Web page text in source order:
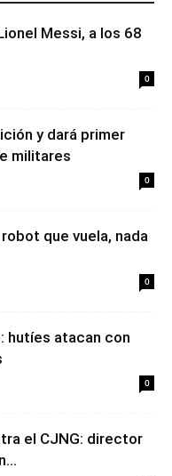
Messi, a los 68
0
y dará primer
militares
0
robot que vuela, nada
0
hutíes atacan con
0
el CJNG: director